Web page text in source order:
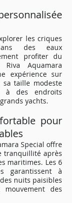
les criques
des eaux
profiter du
Aquamara
expérience sur
sa taille modeste
à des endroits
yachts.
pour
Special offre
tranquillité après
maritimes. Les 6
garantissent à
nuits paisibles
des